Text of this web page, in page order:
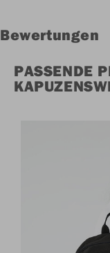
Bewertungen
PASSENDE